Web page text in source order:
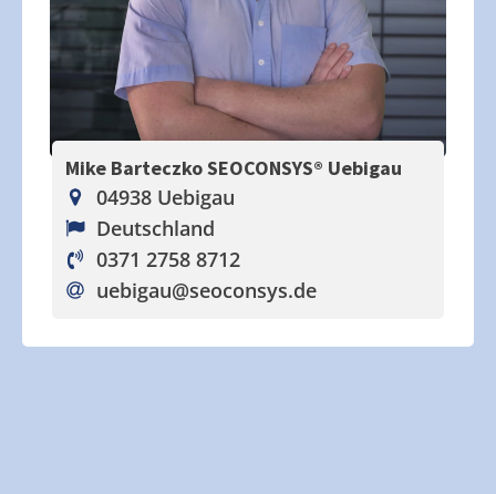
Mike Barteczko SEOCONSYS® Uebigau
04938 Uebigau
Deutschland
0371 2758 8712
uebigau@seoconsys.de